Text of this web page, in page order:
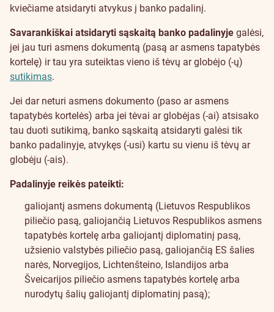
kviečiame atsidaryti atvykus į banko padalinį.
Savarankiškai atsidaryti sąskaitą banko padalinyje galėsi,
jei jau turi asmens dokumentą (pasą ar asmens tapatybės
kortelę) ir tau yra suteiktas vieno iš tėvų ar globėjo (-ų)
sutikimas.
Jei dar neturi asmens dokumento (paso ar asmens
tapatybės kortelės) arba jei tėvai ar globėjas (-ai) atsisako
tau duoti sutikimą, banko sąskaitą atsidaryti galėsi tik
banko padalinyje, atvykęs (-usi) kartu su vienu iš tėvų ar
globėju (-ais).
Padalinyje reikės pateikti:
galiojantį asmens dokumentą (Lietuvos Respublikos
piliečio pasą, galiojančią Lietuvos Respublikos asmens
tapatybės kortelę arba galiojantį diplomatinį pasą,
užsienio valstybės piliečio pasą, galiojančią ES šalies
narės, Norvegijos, Lichtenšteino, Islandijos arba
Šveicarijos piliečio asmens tapatybės kortelę arba
nurodytų šalių galiojantį diplomatinį pasą);